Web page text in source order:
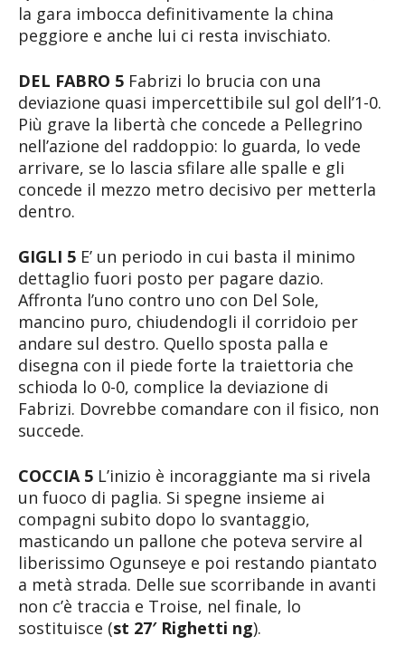
la gara imbocca definitivamente la china
peggiore e anche lui ci resta invischiato.
DEL FABRO 5 Fabrizi lo brucia con una
deviazione quasi impercettibile sul gol dell’1-0.
Più grave la libertà che concede a Pellegrino
nell’azione del raddoppio: lo guarda, lo vede
arrivare, se lo lascia sfilare alle spalle e gli
concede il mezzo metro decisivo per metterla
dentro.
GIGLI 5 E’ un periodo in cui basta il minimo
dettaglio fuori posto per pagare dazio.
Affronta l’uno contro uno con Del Sole,
mancino puro, chiudendogli il corridoio per
andare sul destro. Quello sposta palla e
disegna con il piede forte la traiettoria che
schioda lo 0-0, complice la deviazione di
Fabrizi. Dovrebbe comandare con il fisico, non
succede.
COCCIA 5 L’inizio è incoraggiante ma si rivela
un fuoco di paglia. Si spegne insieme ai
compagni subito dopo lo svantaggio,
masticando un pallone che poteva servire al
liberissimo Ogunseye e poi restando piantato
a metà strada. Delle sue scorribande in avanti
non c’è traccia e Troise, nel finale, lo
sostituisce (st 27′ Righetti ng).